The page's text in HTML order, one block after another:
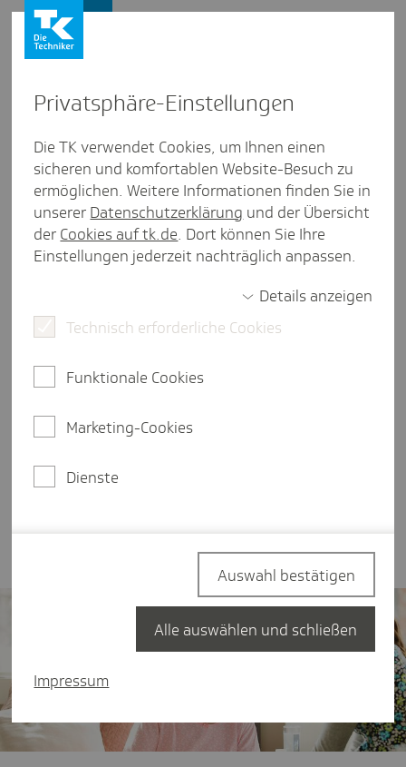
BGM als ein wich­tiger Baustein
im Kampf gegen den Pfle­ge­not­
stand
Artikel aus Saar­land
Die Situation in der Pflege ist seit Jahren ein heiß
diskutiertes Thema. Unter anderem führt der
Personalmangel in der Branche oft zu einer
dauerhaften Überlastung der Pflegekräfte. Wie die
gesündere Arbeitsbedingungen und -
eine Minute Lesezeit
Presse und Politik Gesunder Arbeitsplatz
Privat­sphäre-Einstel­lungen
Die TK verwendet Cookies, um Ihnen einen
sicheren und komfortablen Website-Besuch zu
ermöglichen. Weitere Informationen finden Sie in
unserer Datenschutzerklärung und der Übersicht
der Cookies auf tk.de. Dort können Sie Ihre
Einstellungen jederzeit nachträglich anpassen.
Details anzeigen
Technisch erforderliche Cookies
Funktionale Cookies
Marketing-Cookies
Dienste
Impressum
Auswahl bestätigen
Alle auswählen und schließen